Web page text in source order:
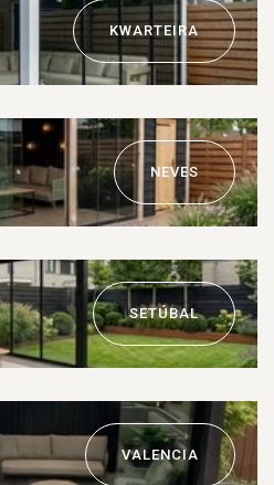
KWARTEIRA
NEVES
SETÚBAL
VALENCIA